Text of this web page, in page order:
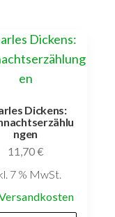
Dickens:
ngen
11,70€
7 % MwSt.